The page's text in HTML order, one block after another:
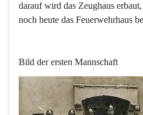
darauf wird das Zeughaus
noch heute das Feuerwehrhaus
Bild der ersten Mannschaft